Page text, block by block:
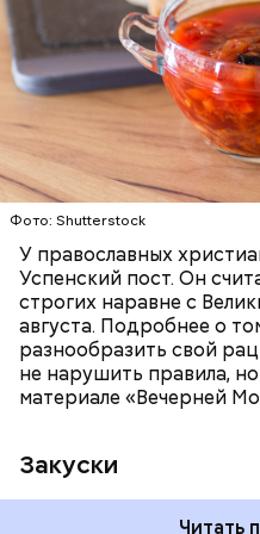
Фото: Shutterstock
У православных
Успенский пост. Он
строгих наравне с
августа. Подробнее о
разнообразить свой
не нарушить правила,
материале «Вечерней
Закуски
Читать
ПРАВОСЛАВИЕ ЕДА
Читайте также:
купального сезона в